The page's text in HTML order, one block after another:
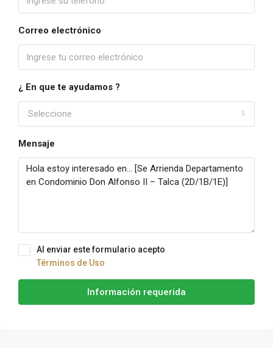
Correo electrónico
¿ En que te ayudamos ?
Seleccione
Mensaje
Al enviar este formulario acepto
Términos de Uso
Información requerida